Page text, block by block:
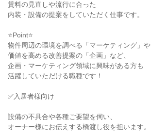
賃料の見直しや流行に合った
内装・設備の提案をしていただく仕事です。
⭐️Point⭐️
物件周辺の環境を調べる「マーケティング」や
価値を高める改善提案の「企画」など、
企画・マーケティング領域に興味がある方も
活躍していただける職種です！
✅入居者様向け
設備の不具合や各種ご要望を伺い、
オーナー様にお伝えする橋渡し役を担います。